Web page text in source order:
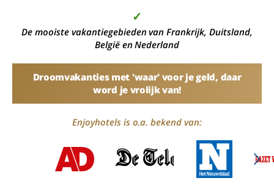
✓
De mooiste vakantiegebieden van Frankrijk, Duitsland,
België en Nederland
Droomvakanties met 'waar' voor je geld, daar
word je vrolijk van!
Enjoyhotels is o.a. bekend van: